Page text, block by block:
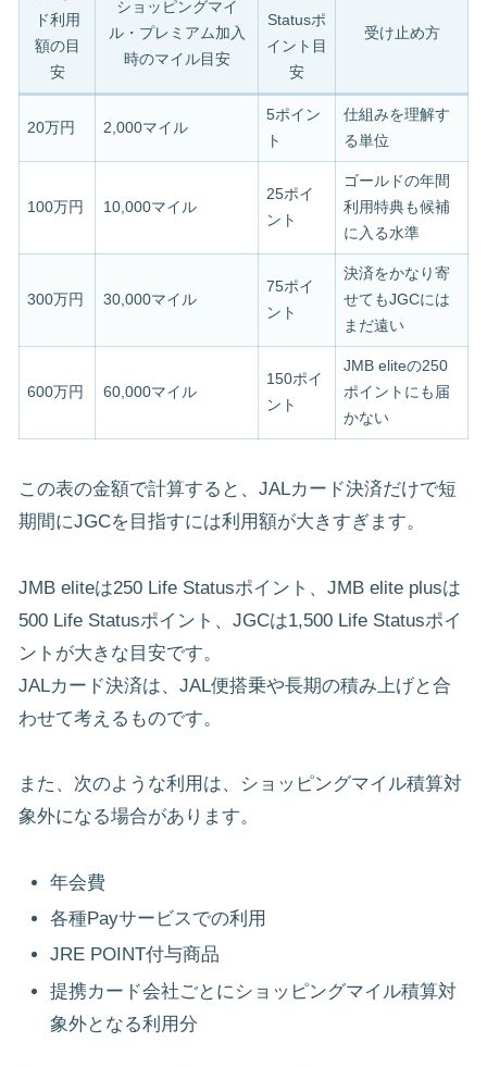
ド利用
額の目
安
ショッピングマイ
ル・プレミアム加入
時のマイル目安
Statusポ
イント目
安
受け止め方
20万円 2,000マイル
5ポイン
ト
仕組みを理解す
る単位
100万円 10,000マイル
25ポイ
ント
ゴールドの年間
利用特典も候補
に入る水準
300万円 30,000マイル
75ポイ
ント
決済をかなり寄
せてもJGCには
まだ遠い
600万円 60,000マイル
150ポイ
ント
JMB eliteの250
ポイントにも届
かない
この表の金額で計算すると、JALカード決済だけで短
期間にJGCを目指すには利用額が大きすぎます。
JMB eliteは250 Life Statusポイント、JMB elite plusは
500 Life Statusポイント、JGCは1,500 Life Statusポイ
ントが大きな目安です。
JALカード決済は、JAL便搭乗や長期の積み上げと合
わせて考えるものです。
また、次のような利用は、ショッピングマイル積算対
象外になる場合があります。
年会費
各種Payサービスでの利用
JRE POINT付与商品
提携カード会社ごとにショッピングマイル積算対
象外となる利用分